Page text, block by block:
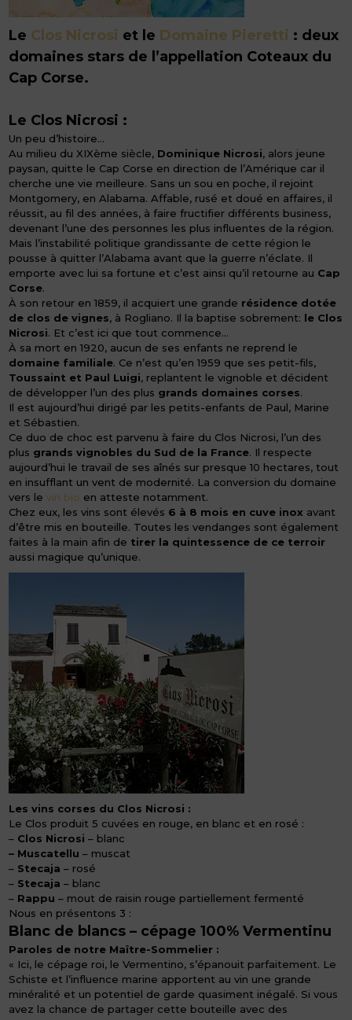
Le Clos Nicrosi et le Domaine Pieretti : deux
domaines stars de l’appellation Coteaux du
Cap Corse.
Le Clos Nicrosi :
Un peu d’histoire…
Au milieu du XIXème siècle, Dominique Nicrosi, alors jeune
paysan, quitte le Cap Corse en direction de l’Amérique car il
cherche une vie meilleure. Sans un sou en poche, il rejoint
Montgomery, en Alabama. Affable, rusé et doué en affaires, il
réussit, au fil des années, à faire fructifier différents business,
devenant l’une des personnes les plus influentes de la région.
Mais l’instabilité politique grandissante de cette région le
pousse à quitter l’Alabama avant que la guerre n’éclate. Il
emporte avec lui sa fortune et c’est ainsi qu’il retourne au Cap
Corse.
À son retour en 1859, il acquiert une grande résidence dotée
de clos de vignes, à Rogliano. Il la baptise sobrement: le Clos
Nicrosi. Et c’est ici que tout commence…
À sa mort en 1920, aucun de ses enfants ne reprend le
domaine familiale. Ce n’est qu’en 1959 que ses petit-fils,
Toussaint et Paul Luigi, replantent le vignoble et décident
de développer l’un des plus grands domaines corses.
Il est aujourd’hui dirigé par les petits-enfants de Paul, Marine
et Sébastien.
Ce duo de choc est parvenu à faire du Clos Nicrosi, l’un des
plus grands vignobles du Sud de la France. Il respecte
aujourd’hui le travail de ses aînés sur presque 10 hectares, tout
en insufflant un vent de modernité. La conversion du domaine
vers levin bio en atteste notamment.
Chez eux, les vins sont élevés 6 à 8 mois en cuve inox avant
d’être mis en bouteille. Toutes les vendanges sont également
faites à la main afin de tirer la quintessence de ce terroir
aussi magique qu’unique.
Les vins corses du Clos Nicrosi :
Le Clos produit 5 cuvées en rouge, en blanc et en rosé :
– Clos Nicrosi – blanc
– Muscatellu – muscat
– Stecaja – rosé
– Stecaja – blanc
– Rappu – mout de raisin rouge partiellement fermenté
Nous en présentons 3 :
Blanc de blancs – cépage 100% Vermentinu
Paroles de notre Maître-Sommelier :
« Ici, le cépage roi, le Vermentino, s’épanouit parfaitement. Le
Schiste et l’influence marine apportent au vin une grande
minéralité et un potentiel de garde quasiment inégalé. Si vous
avez la chance de partager cette bouteille avec des